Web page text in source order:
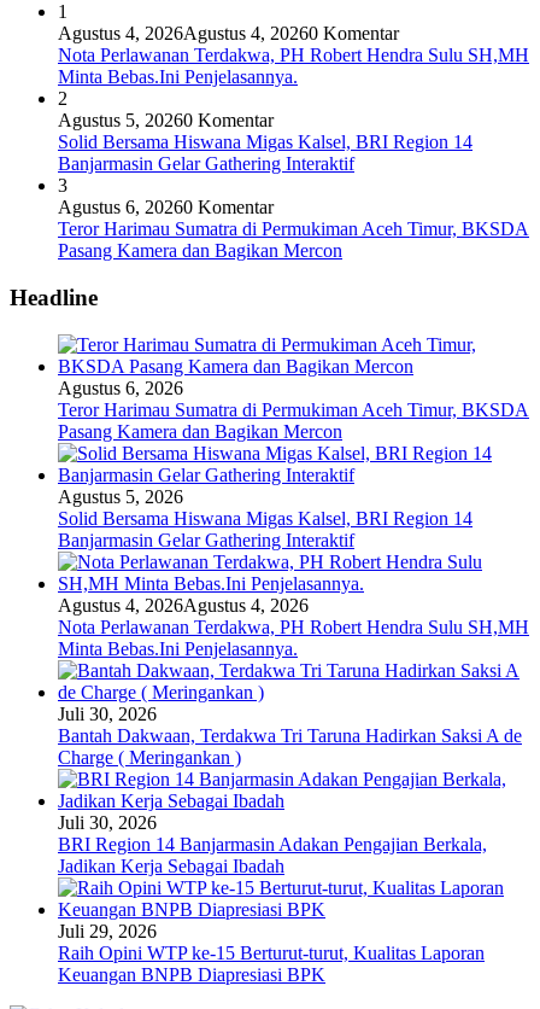
1
Agustus 4, 2026Agustus 4, 20260 Komentar
Nota Perlawanan Terdakwa, PH Robert Hendra Sulu SH,MH
Minta Bebas.Ini Penjelasannya.
2
Agustus 5, 20260 Komentar
Solid Bersama Hiswana Migas Kalsel, BRI Region 14
Banjarmasin Gelar Gathering Interaktif
3
Agustus 6, 20260 Komentar
Teror Harimau Sumatra di Permukiman Aceh Timur, BKSDA
Pasang Kamera dan Bagikan Mercon
Headline
Agustus 6, 2026
Teror Harimau Sumatra di Permukiman Aceh Timur, BKSDA
Pasang Kamera dan Bagikan Mercon
Agustus 5, 2026
Solid Bersama Hiswana Migas Kalsel, BRI Region 14
Banjarmasin Gelar Gathering Interaktif
Agustus 4, 2026Agustus 4, 2026
Nota Perlawanan Terdakwa, PH Robert Hendra Sulu SH,MH
Minta Bebas.Ini Penjelasannya.
Juli 30, 2026
Bantah Dakwaan, Terdakwa Tri Taruna Hadirkan Saksi A de
Charge ( Meringankan )
Juli 30, 2026
BRI Region 14 Banjarmasin Adakan Pengajian Berkala,
Jadikan Kerja Sebagai Ibadah
Juli 29, 2026
Raih Opini WTP ke-15 Berturut-turut, Kualitas Laporan
Keuangan BNPB Diapresiasi BPK